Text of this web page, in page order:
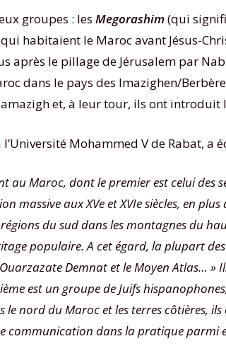
groupes : les Megorashim(qui
habitaient le Maroc avant Jésus-
après le pillage de Jérusalem par
dans le pays des Imazighen/
et, à leur tour, ils ont
Mohammed V de Rabat, a
au Maroc, dont le premier est celui
massive aux XVe et XVIe siècles, en
du sud dans les montagnes du
populaire. A cet égard, la plupart
Demnat et le Moyen Atlas…
est un groupe de Juifs
nord du Maroc et les terres côtières,
communication dans la pratique parmi